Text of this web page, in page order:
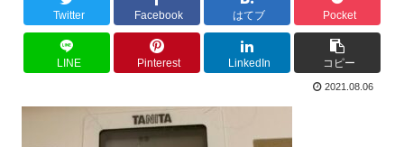
Twitter Facebook はてブ Pocket
LINE Pinterest LinkedIn コピー
2021.08.06